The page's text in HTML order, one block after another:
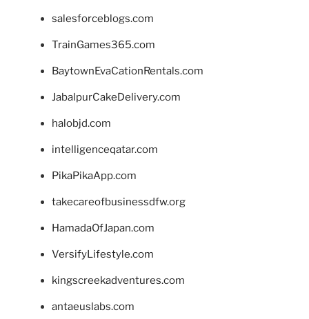
salesforceblogs.com
TrainGames365.com
BaytownEvaCationRentals.com
JabalpurCakeDelivery.com
halobjd.com
intelligenceqatar.com
PikaPikaApp.com
takecareofbusinessdfw.org
HamadaOfJapan.com
VersifyLifestyle.com
kingscreekadventures.com
antaeuslabs.com